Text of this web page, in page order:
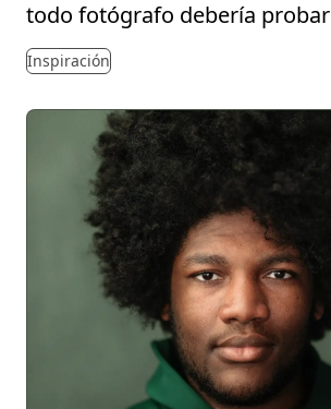
todo fotógrafo debería probar
Inspiración